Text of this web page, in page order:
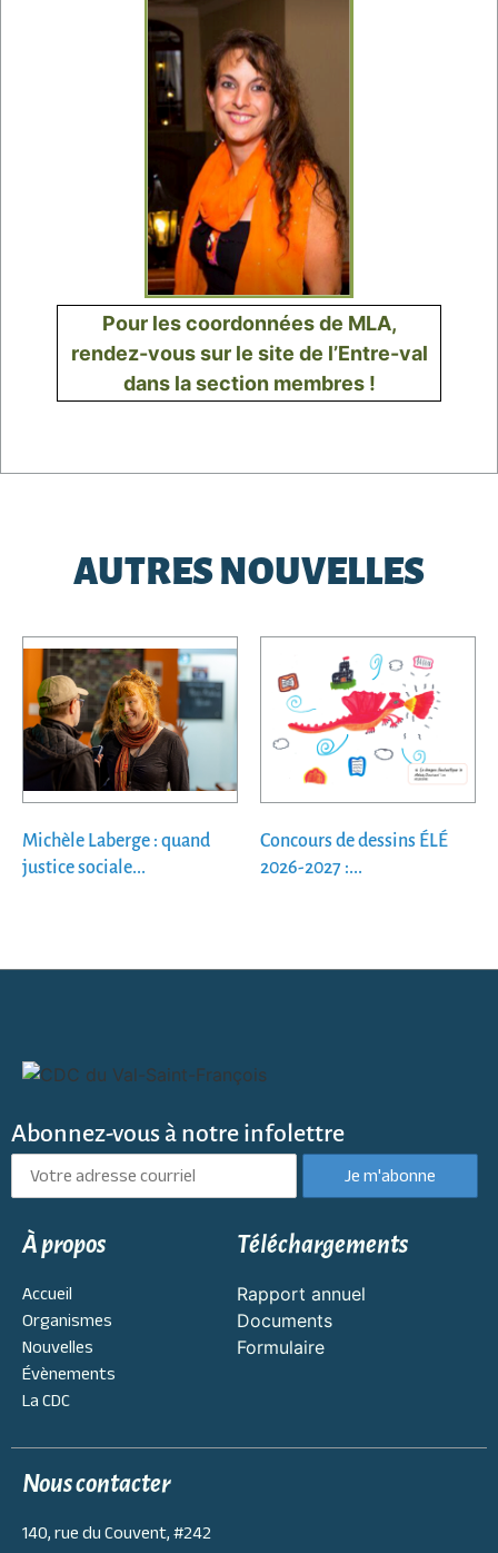
Pour les coordonnées de MLA,
rendez-vous sur le site de l’Entre-val
dans la section membres !
AUTRES NOUVELLES
Michèle Laberge : quand
justice sociale...
Concours de dessins ÉLÉ
2026-2027 :...
Abonnez-vous à notre infolettre
À propos
Accueil
Organismes
Nouvelles
Évènements
La CDC
Téléchargements
Rapport annuel
Documents
Formulaire
Nous contacter
140, rue du Couvent, #242